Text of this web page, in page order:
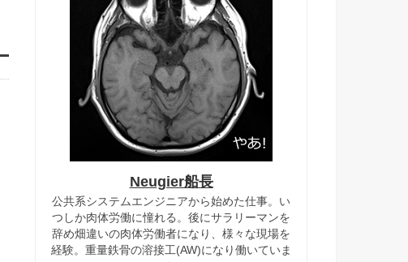
Neugier船長
公共系システムエンジニアから始めた仕事。い
つしか肉体労働に憧れる。後にサラリーマンを
辞め畑違いの肉体労働者になり、様々な現場を
経験。重量鉄骨の溶接工(AW)になり働いていま